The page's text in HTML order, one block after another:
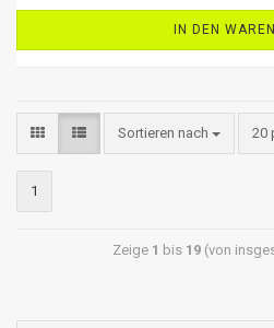
IN DEN
Sortieren nach 20
1
Zeige 1 bis 19 (von